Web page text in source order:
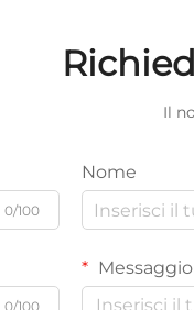
Il
0/100
Nome
0/100
Messaggio